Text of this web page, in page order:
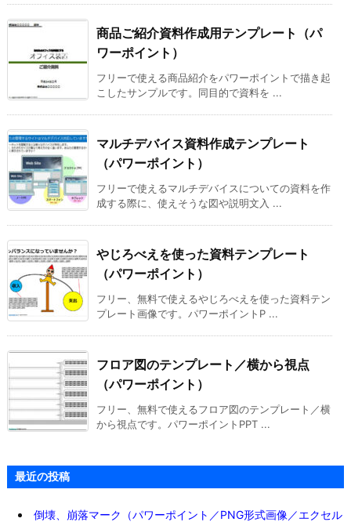
商品ご紹介資料作成用テンプレート（パ
ワーポイント）
フリーで使える商品紹介をパワーポイントで描き起
こしたサンプルです。同目的で資料を ...
マルチデバイス資料作成テンプレート
（パワーポイント）
フリーで使えるマルチデバイスについての資料を作
成する際に、使えそうな図や説明文入 ...
やじろべえを使った資料テンプレート
（パワーポイント）
フリー、無料で使えるやじろべえを使った資料テン
プレート画像です。パワーポイントP ...
フロア図のテンプレート／横から視点
（パワーポイント）
フリー、無料で使えるフロア図のテンプレート／横
から視点です。パワーポイントPPT ...
最近の投稿
倒壊、崩落マーク（パワーポイント／PNG形式画像／エクセル